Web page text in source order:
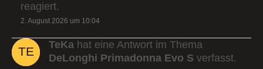
reagiert.
2. August 2026 um 10:04
TeKa hat eine Antwort im Thema
DeLonghi Primadonna Evo S verfasst.